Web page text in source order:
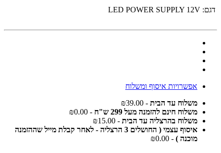
דגם: LED POWER SUPPLY 12V
אפשרויות איסוף ומשלוח
משלוח עד הבית - ₪39.00
משלוח חינם להזמנה מעל 299 ש"ח
- ₪0.00
משלוח בהרצליה עד הבית - ₪15.00
איסוף עצמי ( החושלים 3 הרצליה - לאחר קבלת מייל שההזמנה
מוכנה ) - ₪0.00